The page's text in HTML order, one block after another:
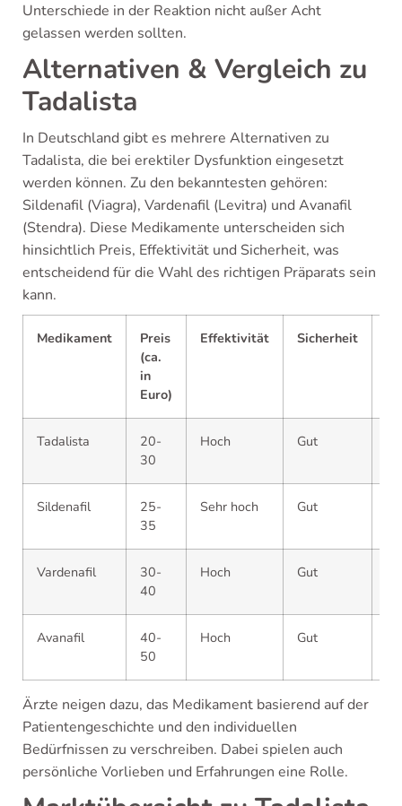
Unterschiede in der Reaktion nicht außer Acht
gelassen werden sollten.
Alternativen & Vergleich zu
Tadalista
In Deutschland gibt es mehrere Alternativen zu
Tadalista, die bei erektiler Dysfunktion eingesetzt
werden können. Zu den bekanntesten gehören:
Sildenafil (Viagra), Vardenafil (Levitra) und Avanafil
(Stendra). Diese Medikamente unterscheiden sich
hinsichtlich Preis, Effektivität und Sicherheit, was
entscheidend für die Wahl des richtigen Präparats sein
kann.
Medikament
Preis
(ca.
in
Euro)
Effektivität Sicherheit
Tadalista
20-
30
Hoch Gut
Sildenafil
25-
35
Sehr hoch Gut
Vardenafil
30-
40
Hoch Gut
Avanafil
40-
50
Hoch Gut
Ärzte neigen dazu, das Medikament basierend auf der
Patientengeschichte und den individuellen
Bedürfnissen zu verschreiben. Dabei spielen auch
persönliche Vorlieben und Erfahrungen eine Rolle.